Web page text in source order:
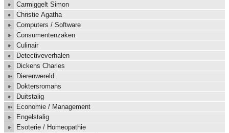
Carmiggelt Simon
Christie Agatha
Computers / Software
Consumentenzaken
Culinair
Detectiveverhalen
Dickens Charles
Dierenwereld
Doktersromans
Duitstalig
Economie / Management
Engelstalig
Esoterie / Homeopathie